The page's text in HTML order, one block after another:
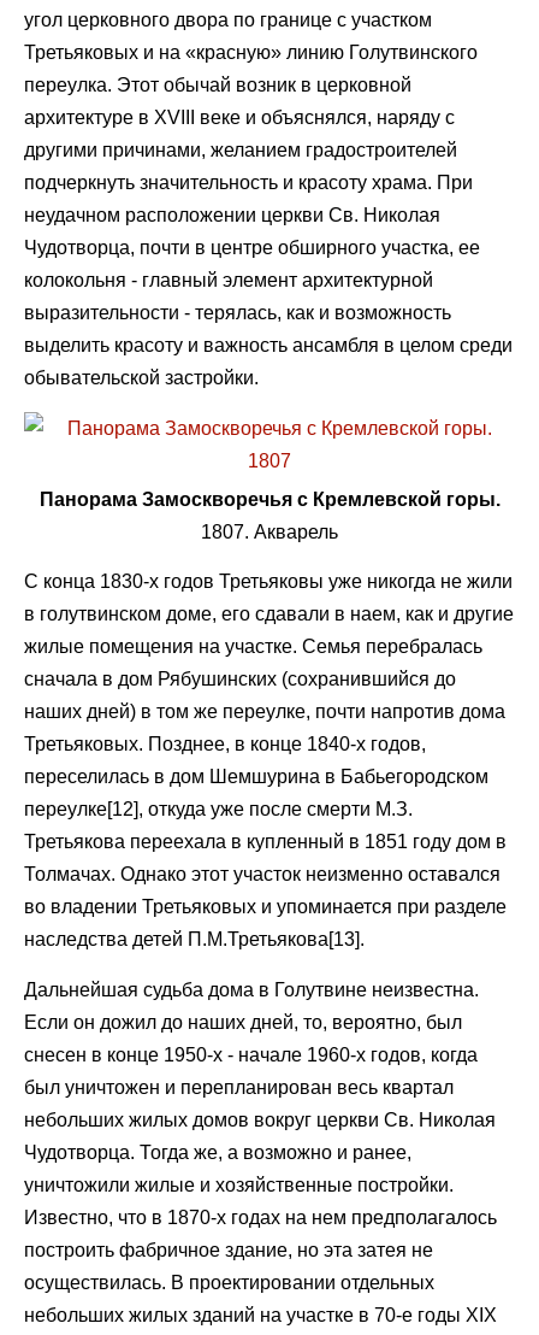
угол церковного двора по границе с участком
Третьяковых и на «красную» линию Голутвинского
переулка. Этот обычай возник в церковной
архитектуре в XVIII веке и объяснялся, наряду с
другими причинами, желанием градостроителей
подчеркнуть значительность и красоту храма. При
неудачном расположении церкви Св. Николая
Чудотворца, почти в центре обширного участка, ее
колокольня - главный элемент архитектурной
выразительности - терялась, как и возможность
выделить красоту и важность ансамбля в целом среди
обывательской застройки.
Панорама Замоскворечья с Кремлевской горы.
1807. Акварель
С конца 1830-х годов Третьяковы уже никогда не жили
в голутвинском доме, его сдавали в наем, как и другие
жилые помещения на участке. Семья перебралась
сначала в дом Рябушинских (сохранившийся до
наших дней) в том же переулке, почти напротив дома
Третьяковых. Позднее, в конце 1840-х годов,
переселилась в дом Шемшурина в Бабьегородском
переулке[12], откуда уже после смерти М.З.
Третьякова переехала в купленный в 1851 году дом в
Толмачах. Однако этот участок неизменно оставался
во владении Третьяковых и упоминается при разделе
наследства детей П.М.Третьякова[13].
Дальнейшая судьба дома в Голутвине неизвестна.
Если он дожил до наших дней, то, вероятно, был
снесен в конце 1950-х - начале 1960-х годов, когда
был уничтожен и перепланирован весь квартал
небольших жилых домов вокруг церкви Св. Николая
Чудотворца. Тогда же, а возможно и ранее,
уничтожили жилые и хозяйственные постройки.
Известно, что в 1870-х годах на нем предполагалось
построить фабричное здание, но эта затея не
осуществилась. В проектировании отдельных
небольших жилых зданий на участке в 70-е годы XIX